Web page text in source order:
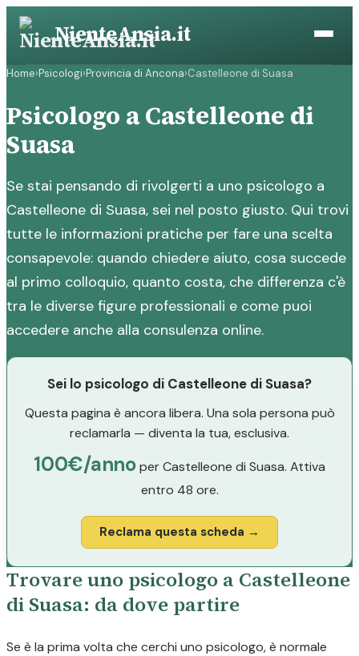
Vai
contenuto
NienteAnsia.it
Home›Psicologi›Provincia di Ancona›Castelleone di Suasa
Psicologo a Castelleone di
Suasa
Se stai pensando di rivolgerti a uno psicologo a
Castelleone di Suasa, sei nel posto giusto. Qui trovi
tutte le informazioni pratiche per fare una scelta
consapevole: quando chiedere aiuto, cosa succede
al primo colloquio, quanto costa, che differenza c'è
tra le diverse figure professionali e come puoi
accedere anche alla consulenza online.
Sei lo psicologo di Castelleone di Suasa?
Questa pagina è ancora libera. Una sola persona può
reclamarla — diventa la tua, esclusiva.
100€/annoper Castelleone di Suasa. Attiva
entro 48 ore.
Reclama questa scheda →
Trovare uno psicologo a Castelleone
di Suasa: da dove partire
Se è la prima volta che cerchi uno psicologo, è normale